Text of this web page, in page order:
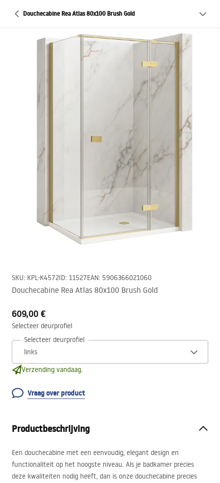
Douchecabine Rea Atlas 80x100 Brush Gold
SKU: KPL-K4572ID: 11527EAN: 5906366021060
Douchecabine Rea Atlas 80x100 Brush Gold
609,00 €
Selecteer deurprofiel
Selecteer deurprofiel
Verzending vandaag.
Vraag over product
Productbeschrijving
Een douchecabine met een eenvoudig, elegant design en
functionaliteit op het hoogste niveau. Als je badkamer precies
deze kwaliteiten nodig heeft, dan is onze douchecabine precies